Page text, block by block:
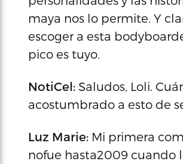
maya nos lo permite. Y
escoger a esta
pico es tuyo.
NotiCel: Saludos, Loli.
acostumbrado a esto de
Luz Marie: Mi primera
nofue hasta2009 cuando